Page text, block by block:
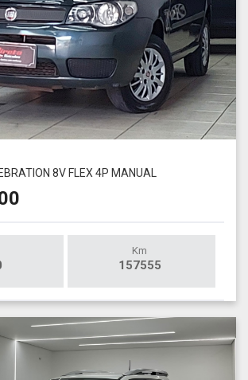
8V FLEX 4P MANUAL
Km
157555